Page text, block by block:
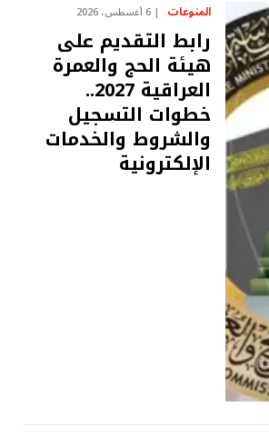
المنوعات 6 أغسطس، 2026
رابط التقديم على
هيئة الحج والعمرة
العراقية 2027..
خطوات التسجيل
والشروط والخدمات
الإلكترونية